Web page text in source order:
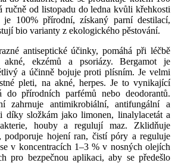
ručně od listopadu do ledna kvůli křehkosti
100% přírodní, získaný parní destilací,
bio varianty z ekologického pěstování.
antiseptické účinky, pomáhá při léčbě
akné, ekzémů a psoriázy. Bergamot je
a účinně bojuje proti plísním. Je velmi
pleti, na akné, herpes. Je to vynikající
do přírodních parfémů nebo deodorantů.
zahrnuje antimikrobiální, antifungální a
díky složkám jako limonen, linalylacetát a
houby a regulují maz. Zklidňuje
podporuje hojení ran, čistí póry a reguluje
v koncentracích 1–3 % v nosných olejích
pro bezpečnou aplikaci, aby se předešlo